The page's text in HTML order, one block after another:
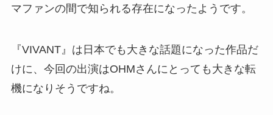
マファンの間で知られる存在になったようです。
『VIVANT』は日本でも大きな話題になった作品だ
けに、今回の出演はOHMさんにとっても大きな転
機になりそうですね。